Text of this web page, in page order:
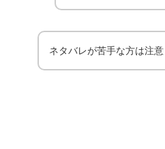
ネタバレが苦手な方は注意